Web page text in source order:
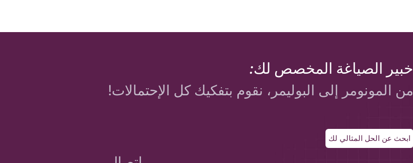
خبير الصياغة المخصص لك:
من المونومر إلى البوليمر، نقوم بتفكيك كل الإحتمالات!
ابحث عن الحل المثالي لك